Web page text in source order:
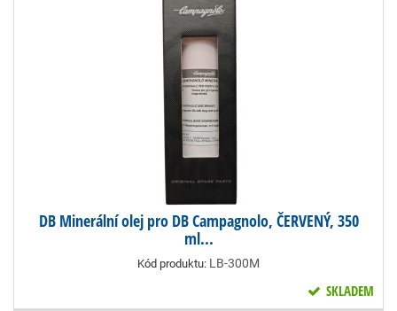
DB Minerální olej pro DB Campagnolo, ČERVENÝ, 350
ml...
Kód produktu: LB-300M
SKLADEM